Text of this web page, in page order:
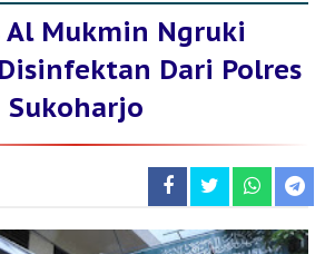
Al Mukmin Ngruki
Dari Polres
Sukoharjo